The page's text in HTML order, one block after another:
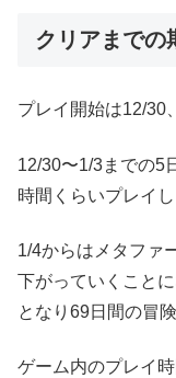
クリアまでの
プレイ開始は12/30
12/30〜1/3までの5
時間くらいプレイし
1/4からはメタファ
下がっていくこと
となり69日間の冒
ゲーム内のプレイ